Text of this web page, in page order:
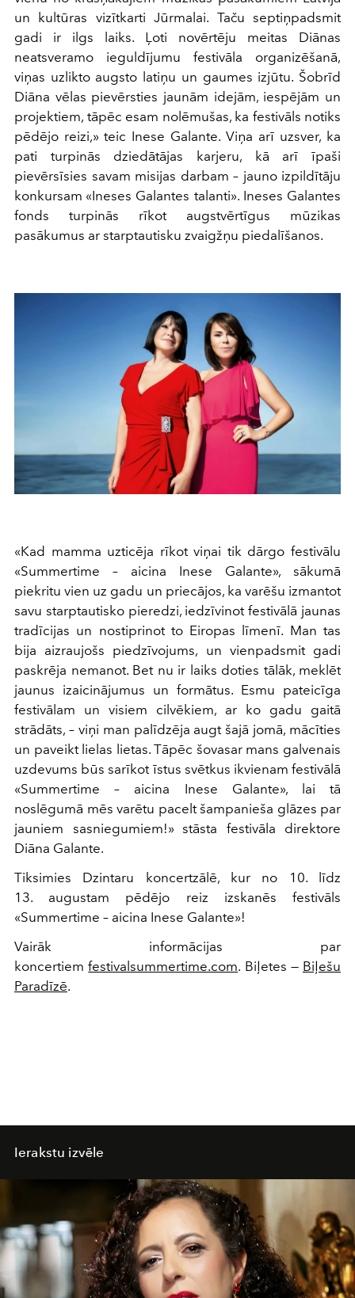
un kultūras vizītkarti Jūrmalai. Taču septiņpadsmit
gadi ir ilgs laiks. Ļoti novērtēju meitas Diānas
neatsveramo ieguldījumu festivāla organizēšanā,
viņas uzlikto augsto latiņu un gaumes izjūtu. Šobrīd
Diāna vēlas pievērsties jaunām idejām, iespējām un
projektiem, tāpēc esam nolēmušas, ka festivāls notiks
pēdējo reizi,» teic Inese Galante. Viņa arī uzsver, ka
pati turpinās dziedātājas karjeru, kā arī īpaši
pievērsīsies savam misijas darbam – jauno izpildītāju
konkursam «Ineses Galantes talanti». Ineses Galantes
fonds turpinās rīkot augstvērtīgus mūzikas
pasākumus ar starptautisku zvaigžņu piedalīšanos.
«Kad mamma uzticēja rīkot viņai tik dārgo festivālu
«Summertime – aicina Inese Galante», sākumā
piekritu vien uz gadu un priecājos, ka varēšu izmantot
savu starptautisko pieredzi, iedzīvinot festivālā jaunas
tradīcijas un nostiprinot to Eiropas līmenī. Man tas
bija aizraujošs piedzīvojums, un vienpadsmit gadi
paskrēja nemanot. Bet nu ir laiks doties tālāk, meklēt
jaunus izaicinājumus un formātus. Esmu pateicīga
festivālam un visiem cilvēkiem, ar ko gadu gaitā
strādāts, – viņi man palīdzēja augt šajā jomā, mācīties
un paveikt lielas lietas. Tāpēc šovasar mans galvenais
uzdevums būs sarīkot īstus svētkus ikvienam festivālā
«Summertime – aicina Inese Galante», lai tā
noslēgumā mēs varētu pacelt šampanieša glāzes par
jauniem sasniegumiem!» stāsta festivāla direktore
Diāna Galante.
Tiksimies Dzintaru koncertzālē, kur no 10. līdz
13. augustam pēdējo reiz izskanēs festivāls
«Summertime – aicina Inese Galante»!
Vairāk informācijas par
koncertiemfestivalsummertime.com. Biļetes — Biļešu
Paradīzē.
Ierakstu izvēle